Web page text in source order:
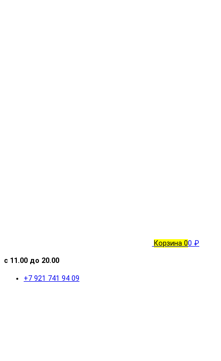
Корзина 00 ₽
с 11.00 до 20.00
+7 921 741 94 09